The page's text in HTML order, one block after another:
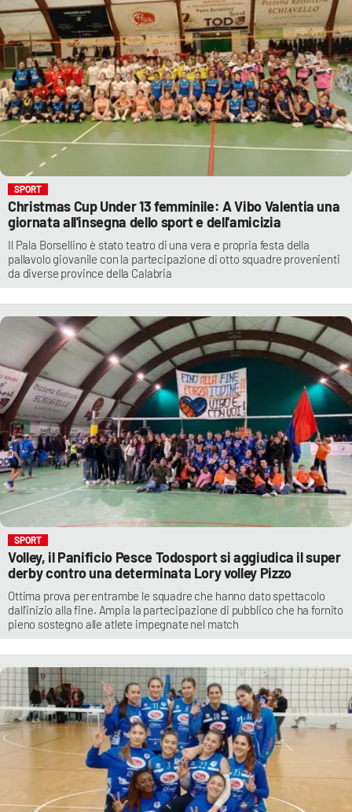
SPORT
Christmas Cup Under 13 femminile: A Vibo Valentia una
giornata all'insegna dello sport e dell'amicizia
Il Pala Borsellino è stato teatro di una vera e propria festa della
pallavolo giovanile con la partecipazione di otto squadre provenienti
da diverse province della Calabria
SPORT
Volley, il Panificio Pesce Todosport si aggiudica il super
derby contro una determinata Lory volley Pizzo
Ottima prova per entrambe le squadre che hanno dato spettacolo
dall’inizio alla fine. Ampia la partecipazione di pubblico che ha fornito
pieno sostegno alle atlete impegnate nel match